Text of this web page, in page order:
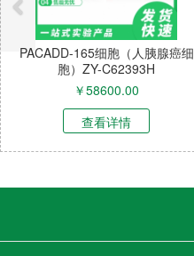
PACADD-165细胞（人胰腺癌细
胞）ZY-C62393H
￥58600.00
查看详情